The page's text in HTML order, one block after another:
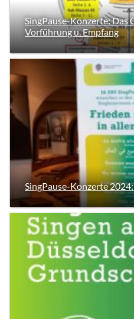
SingPause-Konzerte: Das
Vorführung u. Empfang
SingPause-Konzerte